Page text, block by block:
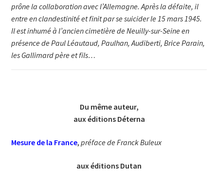
prône la collaboration avec l’Alle­ma­gne. Après la défaite, il
entre en clandestinité et finit par se suicider le 15 mars 1945.
Il est inhumé à l’ancien cimetière de Neuilly-sur-Seine en
présence de Paul Léautaud, Paulhan, Audiberti, Brice Parain,
les Gallimard père et fils…
Du même auteur,
aux éditions Déterna
Mesure de la France, préface de Franck Buleux
aux éditions Dutan